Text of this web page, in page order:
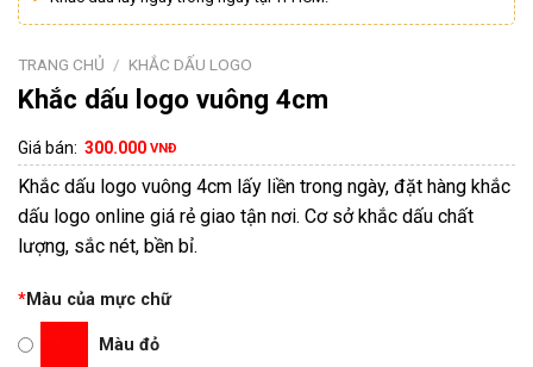
TRANG CHỦ / KHẮC DẤU LOGO
Khắc dấu logo vuông 4cm
Giá bán: 300.000 VNĐ
Khắc dấu logo vuông 4cm lấy liền trong ngày, đặt hàng khắc
dấu logo online giá rẻ giao tận nơi. Cơ sở khắc dấu chất
lượng, sắc nét, bền bỉ.
*Màu của mực chữ
Màu đỏ